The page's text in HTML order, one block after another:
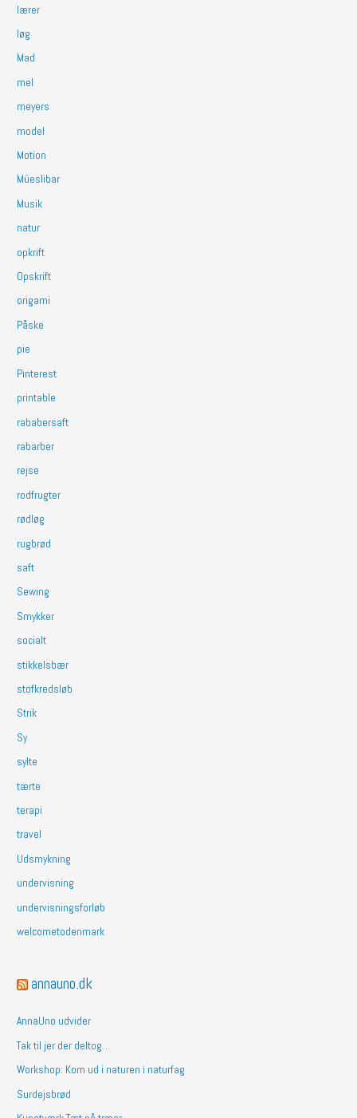
lærer
løg
Mad
mel
meyers
model
Motion
Müeslibar
Musik
natur
opkrift
Opskrift
origami
Påske
pie
Pinterest
printable
rababersaft
rabarber
rejse
rodfrugter
rødløg
rugbrød
saft
Sewing
Smykker
socialt
stikkelsbær
stofkredsløb
Strik
Sy
sylte
tærte
terapi
travel
Udsmykning
undervisning
undervisningsforløb
welcometodenmark
annauno.dk
AnnaUno udvider
Tak til jer der deltog…
Workshop: Kom ud i naturen i naturfag
Surdejsbrød